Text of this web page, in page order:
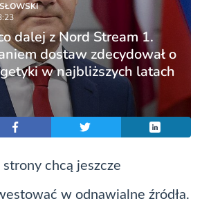
dalej z Nord Stream 1.
dostaw zdecydował o
w najbliższych latach
chcą jeszcze
w odnawialne źródła.